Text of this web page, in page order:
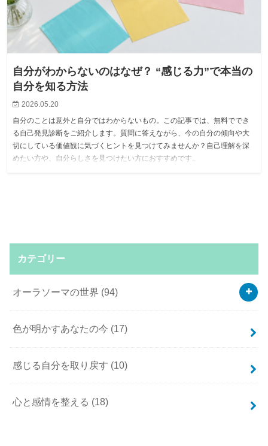
自分がわからないのはなぜ？ “感じる力”で本当の
自分を知る方法
2026.05.20
自分のことは意外と自分ではわからないもの。この記事では、無料ででき
る自己発見診断をご紹介します。質問に答えながら、今の自分の傾向や大
切にしている価値観に気づくヒントを見つけてみませんか？自己理解を深
めたい方や、自分らしさを見つけたい方におすすめです。
カテゴリー
オーラソーマの世界 (94)
色が明かすあなたの今 (17)
感じる自分を取り戻す (10)
心と感情を整える (18)